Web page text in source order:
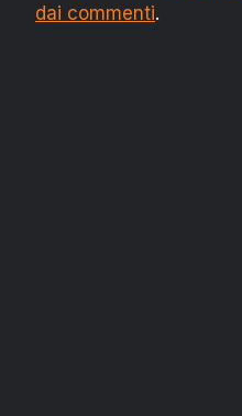
dai commenti.